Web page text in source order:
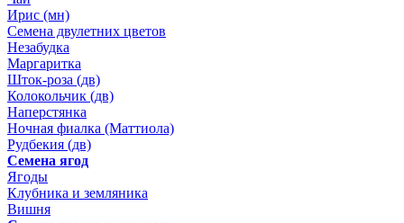
Ирис (мн)
Семена двулетних цветов
Незабудка
Маргаритка
Шток-роза (дв)
Колокольчик (дв)
Наперстянка
Ночная фиалка (Маттиола)
Рудбекия (дв)
Семена ягод
Ягоды
Клубника и земляника
Вишня